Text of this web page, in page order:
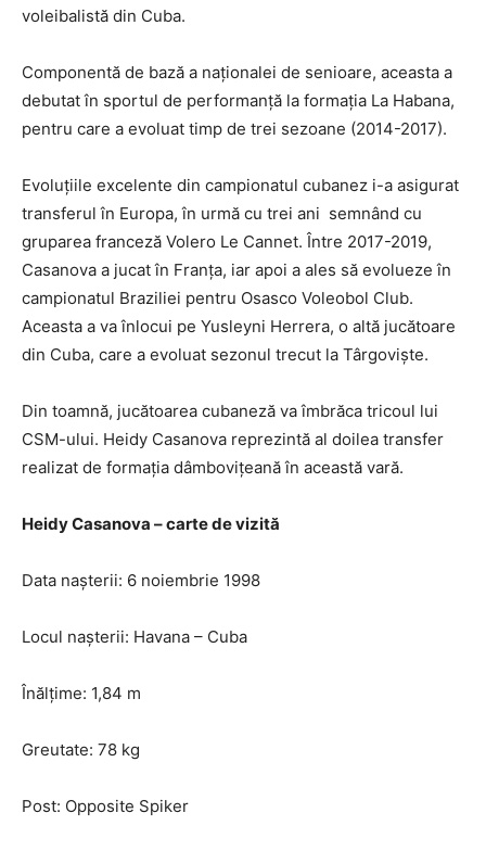
voleibalistă din Cuba.
Componentă de bază a naționalei de senioare, aceasta a
debutat în sportul de performanță la formația La Habana,
pentru care a evoluat timp de trei sezoane (2014-2017).
Evoluțiile excelente din campionatul cubanez i-a asigurat
transferul în Europa, în urmă cu trei ani semnând cu
gruparea franceză Volero Le Cannet. Între 2017-2019,
Casanova a jucat în Franța, iar apoi a ales să evolueze în
campionatul Braziliei pentru Osasco Voleobol Club.
Aceasta a va înlocui pe Yusleyni Herrera, o altă jucătoare
din Cuba, care a evoluat sezonul trecut la Târgoviște.
Din toamnă, jucătoarea cubaneză va îmbrăca tricoul lui
CSM-ului. Heidy Casanova reprezintă al doilea transfer
realizat de formația dâmbovițeană în această vară.
Heidy Casanova – carte de vizită
Data nașterii: 6 noiembrie 1998
Locul nașterii: Havana – Cuba
Înălțime: 1,84 m
Greutate: 78 kg
Post: Opposite Spiker